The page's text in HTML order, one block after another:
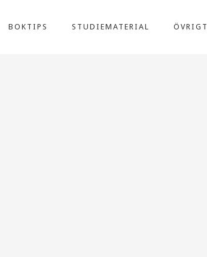
BOKTIPS STUDIEMATERIAL ÖVRIGT